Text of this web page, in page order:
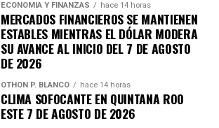
ECONOMÍA Y FINANZAS hace 14 horas
MERCADOS FINANCIEROS SE MANTIENEN
ESTABLES MIENTRAS EL DÓLAR MODERA
SU AVANCE AL INICIO DEL 7 DE AGOSTO
DE 2026
OTHON P. BLANCO hace 14 horas
CLIMA SOFOCANTE EN QUINTANA ROO
ESTE 7 DE AGOSTO DE 2026